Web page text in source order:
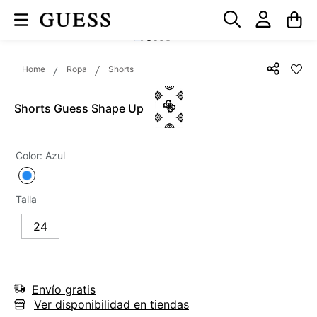
Ropa Shorts
Shorts Guess Shape Up
Color: Azul
Talla
24
Envío gratis
Ver disponibilidad en tiendas